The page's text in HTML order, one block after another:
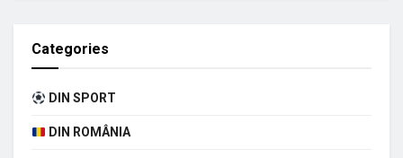
Categories
DIN SPORT
DIN ROMÂNIA